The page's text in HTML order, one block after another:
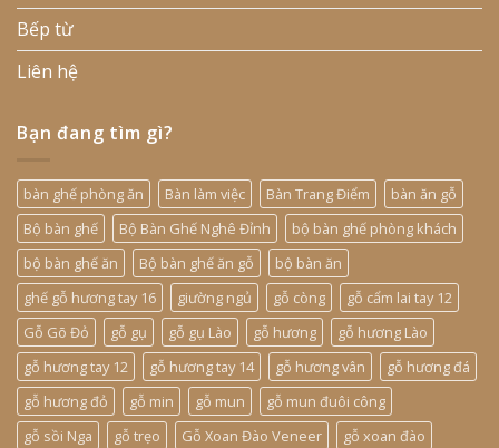
Bếp từ
Liên hệ
Bạn đang tìm gì?
bàn ghế phòng ăn Bàn làm việc Bàn Trang Điểm
bàn ăn gỗ
Bộ bàn ghế
Bộ Bàn Ghế Nghê Đỉnh
bộ bàn ghế phòng khách
bộ bàn ghế ăn
Bộ bàn ghế ăn gỗ
bộ bàn ăn
ghế gỗ hương tay 16
giường ngủ gỗ còng
gỗ cẩm lai tay 12
Gỗ Gõ Đỏ
gỗ gụ gỗ gụ Lào gỗ hương
gỗ hương Lào
gỗ hương tay 12
gỗ hương tay 14 gỗ hương vân
gỗ hương đá
gỗ hương đỏ
gỗ min gỗ mun
gỗ mun đuôi công
gỗ sồi Nga
gỗ trẹo Gỗ Xoan Đào Veneer
gỗ xoan đào